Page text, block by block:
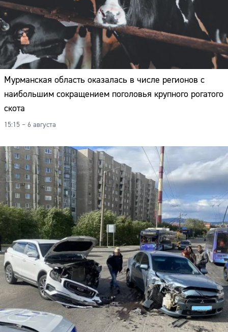
Мурманская область оказалась в числе регионов с
наибольшим сокращением поголовья крупного рогатого
скота
15:15 – 6 августа